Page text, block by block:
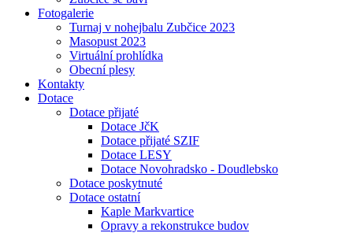
Fotogalerie
Turnaj v nohejbalu Zubčice 2023
Masopust 2023
Virtuální prohlídka
Obecní plesy
Kontakty
Dotace
Dotace přijaté
Dotace JčK
Dotace přijaté SZIF
Dotace LESY
Dotace Novohradsko - Doudlebsko
Dotace poskytnuté
Dotace ostatní
Kaple Markvartice
Opravy a rekonstrukce budov